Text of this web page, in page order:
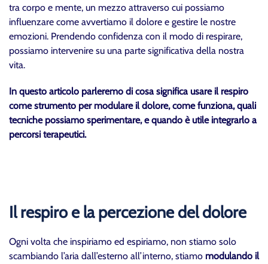
tra corpo e mente, un mezzo attraverso cui possiamo
influenzare come avvertiamo il dolore e gestire le nostre
emozioni. Prendendo confidenza con il modo di respirare,
possiamo intervenire su una parte significativa della nostra
vita.
In questo articolo parleremo di cosa significa usare il respiro
come strumento per modulare il dolore, come funziona, quali
tecniche possiamo sperimentare, e quando è utile integrarlo a
percorsi terapeutici.
Il respiro e la percezione del dolore
Ogni volta che inspiriamo ed espiriamo, non stiamo solo
scambiando l’aria dall’esterno all’interno, stiamo modulando il